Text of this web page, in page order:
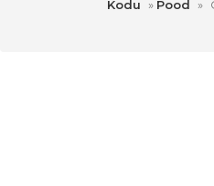
Kodu » Pood »